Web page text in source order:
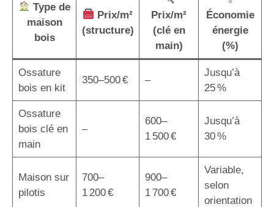
Type de
maison
bois
Prix/m²
(structure)
Prix/m²
(clé en
main)
Économie
énergie
(%)
Ossature
bois en kit
350–500 € –
Jusqu’à
25 %
Ossature
bois clé en
main
–
600–
1 500 €
Jusqu’à
30 %
Maison sur
pilotis
700–
1 200 €
900–
1 700 €
Variable,
selon
orientation